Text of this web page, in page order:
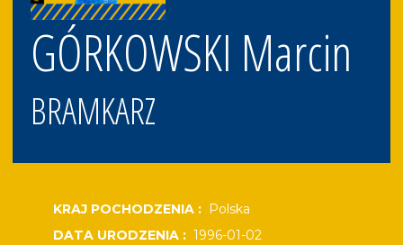
GÓRKOWSKI Marcin
BRAMKARZ
KRAJ POCHODZENIA : Polska
DATA URODZENIA : 1996-01-02